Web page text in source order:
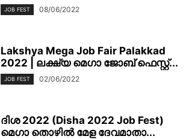
JOB FEST 08/06/2022
Lakshya Mega Job Fair Palakkad
2022 | ലക്ഷ്യ മെഗാ ജോബ് ഫെസ്റ്റ്...
JOB FEST 02/06/2022
ദിശ 2022 (Disha 2022 Job Fest)
മെഗാ തൊഴിൽ മേള ദേവമാതാ...